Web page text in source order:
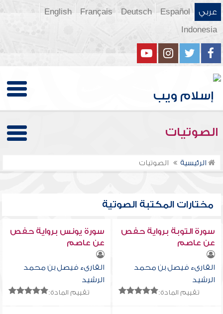
عربي Español
Deutsch
Français
English
Indonesia
الصوتيات
الرئيسية الصوتيات
مختارات المكتبة الصوتية
سورة التوبة برواية حفص
عن عاصم
القارىء فيصل بن محمد
الرشيد
تقييم المادة:
سورة يونس برواية حفص
عن عاصم
القارىء فيصل بن محمد
الرشيد
تقييم المادة: